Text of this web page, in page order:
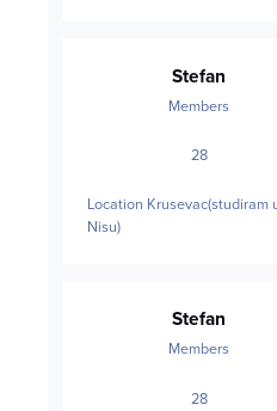
Stefan
Members
28posts
Location Krusevac(studiram
Nisu)
Stefan
Members
28posts